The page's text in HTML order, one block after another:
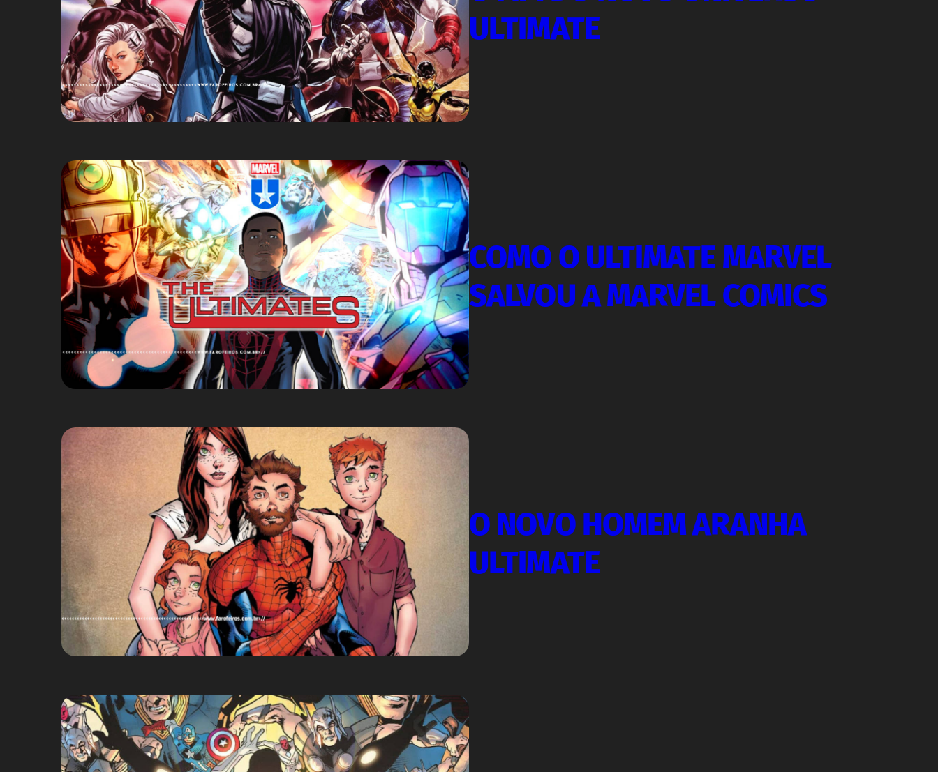
ULTIMATE
COMO O ULTIMATE MARVEL
SALVOU A MARVEL COMICS
O NOVO HOMEM ARANHA
ULTIMATE